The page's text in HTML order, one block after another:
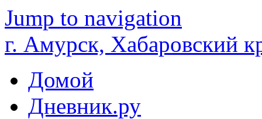
Jump to navigation
г. Амурск, Хабаровский
Домой
Дневник.ру